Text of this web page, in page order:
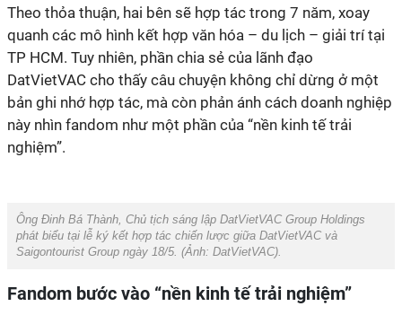
Theo thỏa thuận, hai bên sẽ hợp tác trong 7 năm, xoay
quanh các mô hình kết hợp văn hóa – du lịch – giải trí tại
TP HCM. Tuy nhiên, phần chia sẻ của lãnh đạo
DatVietVAC cho thấy câu chuyện không chỉ dừng ở một
bản ghi nhớ hợp tác, mà còn phản ánh cách doanh nghiệp
này nhìn fandom như một phần của “nền kinh tế trải
nghiệm”.
Ông Đinh Bá Thành, Chủ tịch sáng lập DatVietVAC Group Holdings
phát biểu tại lễ ký kết hợp tác chiến lược giữa DatVietVAC và
Saigontourist Group ngày 18/5. (Ảnh: DatVietVAC).
Fandom bước vào “nền kinh tế trải nghiệm”